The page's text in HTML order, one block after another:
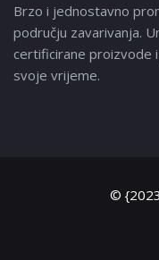
Brzo i jednostavno
području zavarivanja.
certificirane proizvode
svoje vrijeme.
©